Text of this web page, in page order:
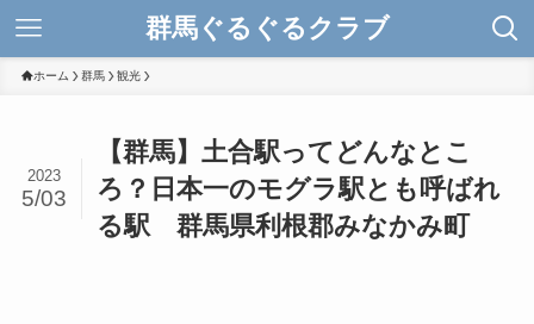
群馬ぐるぐるクラブ
ホーム 群馬 観光
【群馬】土合駅ってどんなとこ
ろ？日本一のモグラ駅とも呼ばれ
る駅 群馬県利根郡みなかみ町
2023
5/03